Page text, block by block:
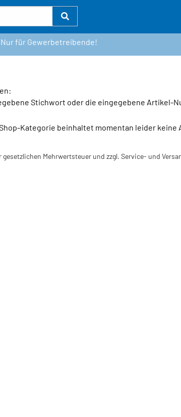
für Gewerbetreibende!
Stichwort oder die eingegebene Artikel-
Kategorie beinhaltet momentan leider keine
Mehrwertsteuer und zzgl. Service- und